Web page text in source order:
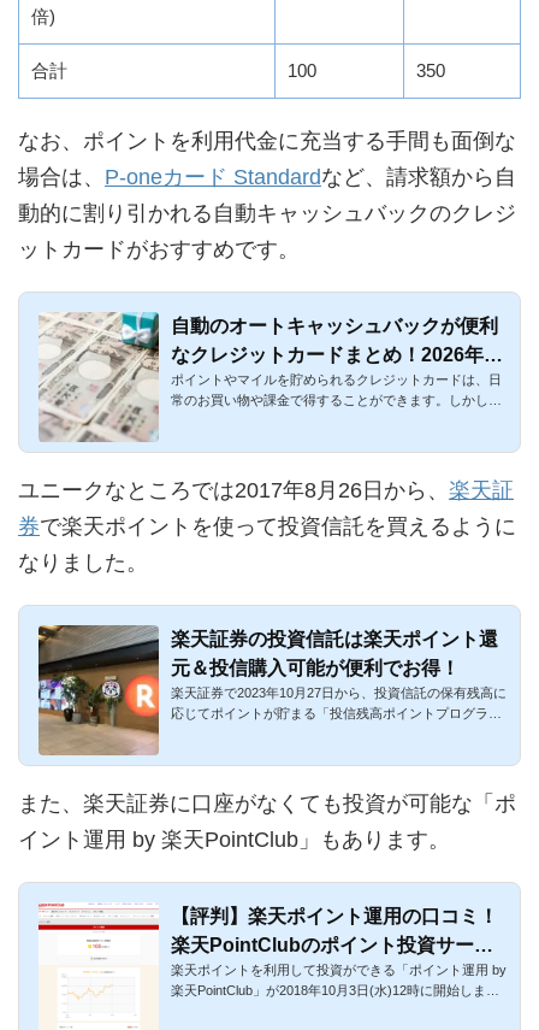
倍)
合計 100 350
なお、ポイントを利用代金に充当する手間も面倒な
場合は、 P-oneカード Standardなど、請求額から自
動的に割り引かれる自動キャッシュバックのクレジ
ットカードがおすすめです。
自動のオートキャッシュバックが便利
なクレジットカードまとめ！2026年最
新
ポイントやマイルを貯められるクレジットカードは、日
常のお買い物や課金で得することができます。しかし、
ユニークなところでは2017年8月26日から、 楽天証
券で楽天ポイントを使って投資信託を買えるように
なりました。
楽天証券の投資信託は楽天ポイント還
元＆投信購入可能が便利でお得！
楽天証券で2023年10月27日から、投資信託の保有残高に
応じてポイントが貯まる「投信残高ポイントプログラ
また、楽天証券に口座がなくても投資が可能な「ポ
イント運用 by 楽天PointClub」もあります。
【評判】楽天ポイント運用の口コミ！
楽天PointClubのポイント投資サービ
ス
楽天ポイントを利用して投資ができる「ポイント運用 by
楽天PointClub」が2018年10月3日(水)12時に開始しまし